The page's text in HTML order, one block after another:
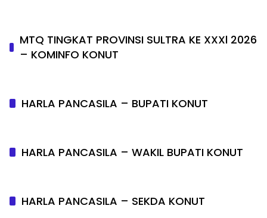
MTQ TINGKAT PROVINSI SULTRA KE XXXl 2026
– KOMINFO KONUT
HARLA PANCASILA – BUPATI KONUT
HARLA PANCASILA – WAKIL BUPATI KONUT
HARLA PANCASILA – SEKDA KONUT